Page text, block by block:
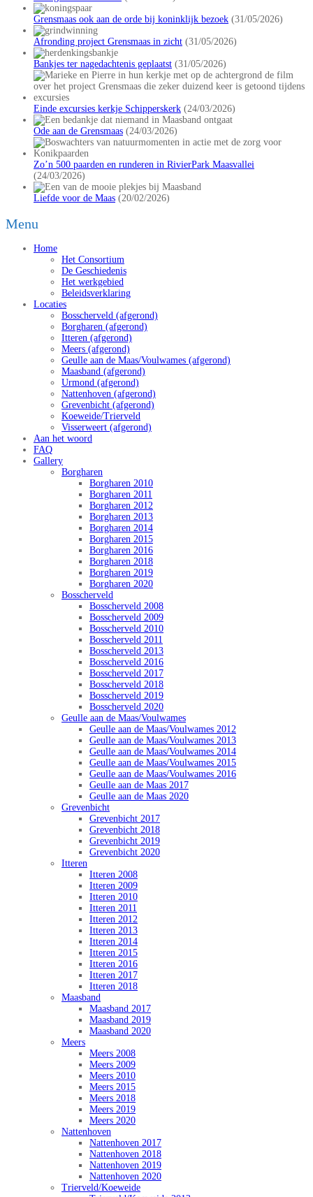
Grensmaas ook aan de orde bij koninklijk bezoek (31/05/2026)
Afronding project Grensmaas in zicht (31/05/2026)
Bankjes ter nagedachtenis geplaatst (31/05/2026)
Einde excursies kerkje Schipperskerk (24/03/2026)
Ode aan de Grensmaas (24/03/2026)
Zo’n 500 paarden en runderen in RivierPark Maasvallei
(24/03/2026)
Liefde voor de Maas (20/02/2026)
Menu
Home
Het Consortium
De Geschiedenis
Het werkgebied
Beleidsverklaring
Locaties
Bosscherveld (afgerond)
Borgharen (afgerond)
Itteren (afgerond)
Meers (afgerond)
Geulle aan de Maas/Voulwames (afgerond)
Maasband (afgerond)
Urmond (afgerond)
Nattenhoven (afgerond)
Grevenbicht (afgerond)
Koeweide/Trierveld
Visserweert (afgerond)
Aan het woord
FAQ
Gallery
Borgharen
Borgharen 2010
Borgharen 2011
Borgharen 2012
Borgharen 2013
Borgharen 2014
Borgharen 2015
Borgharen 2016
Borgharen 2018
Borgharen 2019
Borgharen 2020
Bosscherveld
Bosscherveld 2008
Bosscherveld 2009
Bosscherveld 2010
Bosscherveld 2011
Bosscherveld 2013
Bosscherveld 2016
Bosscherveld 2017
Bosscherveld 2018
Bosscherveld 2019
Bosscherveld 2020
Geulle aan de Maas/Voulwames
Geulle aan de Maas/Voulwames 2012
Geulle aan de Maas/Voulwames 2013
Geulle aan de Maas/Voulwames 2014
Geulle aan de Maas/Voulwames 2015
Geulle aan de Maas/Voulwames 2016
Geulle aan de Maas 2017
Geulle aan de Maas 2020
Grevenbicht
Grevenbicht 2017
Grevenbicht 2018
Grevenbicht 2019
Grevenbicht 2020
Itteren
Itteren 2008
Itteren 2009
Itteren 2010
Itteren 2011
Itteren 2012
Itteren 2013
Itteren 2014
Itteren 2015
Itteren 2016
Itteren 2017
Itteren 2018
Maasband
Maasband 2017
Maasband 2019
Maasband 2020
Meers
Meers 2008
Meers 2009
Meers 2010
Meers 2015
Meers 2018
Meers 2019
Meers 2020
Nattenhoven
Nattenhoven 2017
Nattenhoven 2018
Nattenhoven 2019
Nattenhoven 2020
Trierveld/Koeweide